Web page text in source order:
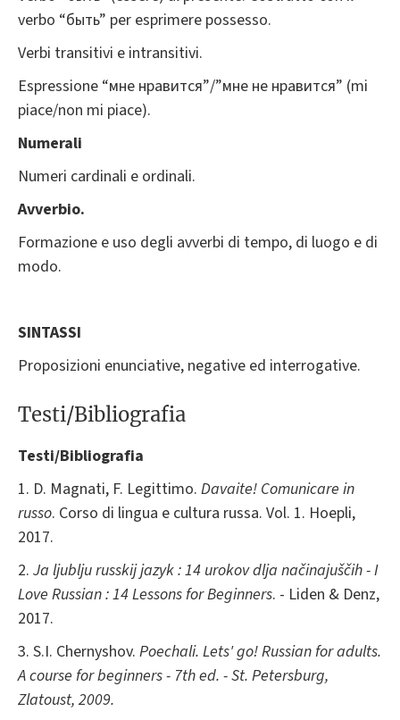
verbo “быть” per esprimere possesso.
Verbi transitivi e intransitivi.
Espressione “мне нравится”/”мне не нравится” (mi
piace/non mi piace).
Numerali
Numeri cardinali e ordinali.
Avverbio.
Formazione e uso degli avverbi di tempo, di luogo e di
modo.
SINTASSI
Proposizioni enunciative, negative ed interrogative.
Testi/Bibliografia
Testi/Bibliografia
1. D. Magnati, F. Legittimo. Davaite! Comunicare in
russo. Corso di lingua e cultura russa. Vol. 1. Hoepli,
2017.
2. Ja ljublju russkij jazyk : 14 urokov dlja načinajuščih - I
Love Russian : 14 Lessons for Beginners. - Liden & Denz,
2017.
3. S.I. Chernyshov. Poechali. Lets' go! Russian for adults.
A course for beginners - 7th ed. - St. Petersburg,
Zlatoust, 2009.